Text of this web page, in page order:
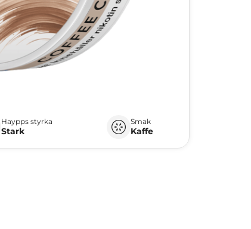
Haypps styrka
Stark
Smak
Kaffe